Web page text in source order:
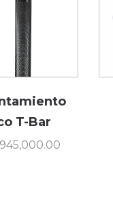
T-Bar
945,000.00